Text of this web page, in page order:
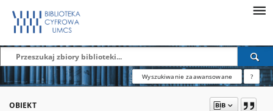
Wyszukiwanie zaawansowane ?
OBIEKT